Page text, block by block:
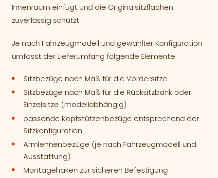
Innenraum einfügt und die Originalsitzflächen
zuverlässig schützt.
Je nach Fahrzeugmodell und gewählter Konfiguration
umfasst der Lieferumfang folgende Elemente:
Sitzbezüge nach Maß für die Vordersitze
Sitzbezüge nach Maß für die Rücksitzbank oder
Einzelsitze (modellabhängig)
passende Kopfstützenbezüge entsprechend der
Sitzkonfiguration
Armlehnenbezüge (je nach Fahrzeugmodell und
Ausstattung)
Montagehaken zur sicheren Befestigung